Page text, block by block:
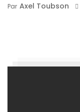
Par Axel Toubson